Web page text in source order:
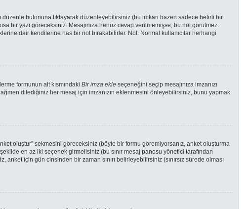
butonuna tıklayarak düzenleyebilirsiniz (bu imkan bazen sadece belirli bir
bir yazı göreceksiniz. Mesajınıza henüz cevap verilmemişse, bu not görülmez.
dair kendilerine has bir not bırakabilirler. Not: Normal kullanıcılar herhangi
formunun alt kısmındaki Bir imza ekle seçeneğini seçip mesajınıza imzanızı
dilediğiniz her mesaj için imzanızın eklenmesini önleyebilirsiniz, bunu yapmak
oluştur” sekmesini göreceksiniz (böyle bir formu göremiyorsanız, anket oluşturma
en az iki seçenek girmelisiniz (bu sınır mesaj panosu yönetici tarafından
anket için gün cinsinden bir zaman sınırı belirleyebilirsiniz (sınırsız sürede olması